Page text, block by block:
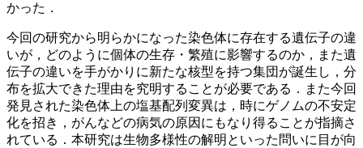
かった．
今回の研究から明らかになった染色体に存在する遺伝子の違
いが，どのように個体の生存・繁殖に影響するのか，また遺
伝子の違いを手がかりに新たな核型を持つ集団が誕生し，分
布を拡大できた理由を究明することが必要である．また今回
発見された染色体上の塩基配列変異は，時にゲノムの不安定
化を招き，がんなどの病気の原因にもなり得ることが指摘さ
れている．本研究は生物多様性の解明といった問いに目が向